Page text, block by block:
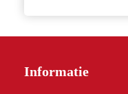
Informatie